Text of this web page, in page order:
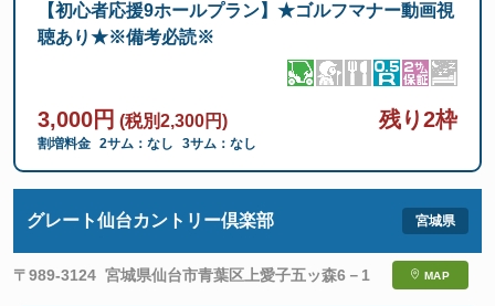
【初心者応援9ホールプラン】★ゴルフマナー動画視
聴あり★※備考必読※
3,000円 (税別2,300円) 残り2枠
割増料金 2サム：なし 3サム：なし
グレート仙台カントリー倶楽部
〒989-3124 宮城県仙台市青葉区上愛子五ッ森6－1 MAP